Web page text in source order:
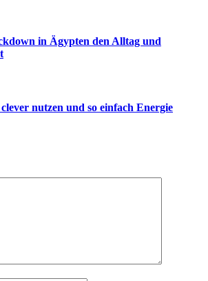
in Ägypten den Alltag und
nutzen und so einfach Energie